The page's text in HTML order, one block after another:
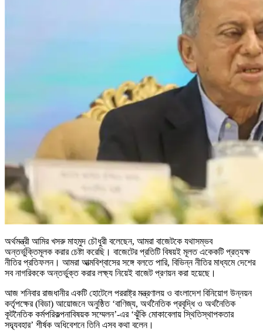
অর্থমন্ত্রী আমির খসরু মাহমুদ চৌধুরী বলেছেন, আমরা বাজেটকে যথাসম্ভব
অন্তর্ভুক্তিমূলক করার চেষ্টা করেছি। বাজেটের প্রতিটি বিষয়ই মূলত একেকটি প্রত্যক্ষ
নীতির প্রতিফলন। আমরা আত্মবিশ্বাসের সঙ্গে বলতে পারি, বিভিন্ন নীতির মাধ্যমে দেশের
সব নাগরিককে অন্তর্ভুক্ত করার লক্ষ্য নিয়েই বাজেট প্রণয়ন করা হয়েছে।
আজ শনিবার রাজধানীর একটি হোটেলে পররাষ্ট্র মন্ত্রণালয় ও বাংলাদেশ বিনিয়োগ উন্নয়ন
কর্তৃপক্ষের (বিডা) আয়োজনে অনুষ্ঠিত ‘বাণিজ্য, অর্থনৈতিক প্রবৃদ্ধি ও অর্থনৈতিক
কূটনৈতিক কর্মপরিকল্পনাবিষয়ক সম্মেলন’-এর ‘ঝুঁকি মোকাবেলায় স্থিতিস্থাপকতার
সদ্ব্যবহার’ শীর্ষক অধিবেশনে তিনি এসব কথা বলেন।